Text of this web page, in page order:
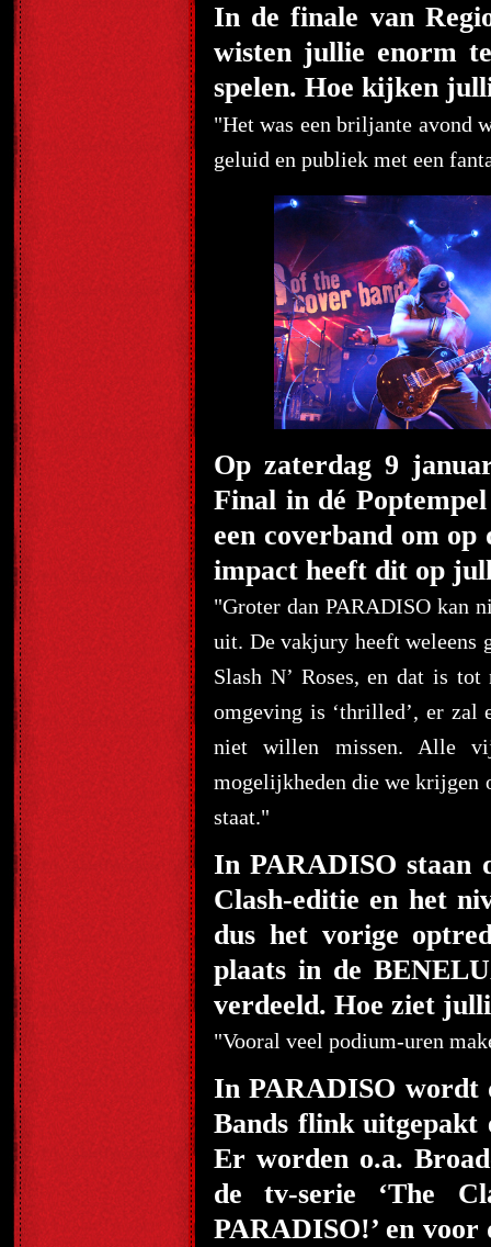
In de finale van
wisten jullie enorm
spelen. Hoe kijken
"Het was een briljante avond
geluid en publiek met een
Op zaterdag 9
Final in dé
een coverband om
impact heeft dit op
"Groter dan PARADISO kan
uit. De vakjury heeft weleens
Slash N’ Roses, en dat is
omgeving is ‘thrilled’, er zal
niet willen missen. Alle
mogelijkheden die we krijgen
staat."
In PARADISO staan
Clash-editie en het
dus het vorige
plaats in de
verdeeld. Hoe ziet
"Vooral veel podium-uren
In PARADISO wordt
Bands flink uitgepakt
Er worden o.a.
de tv-serie ‘The
PARADISO!’ en voor